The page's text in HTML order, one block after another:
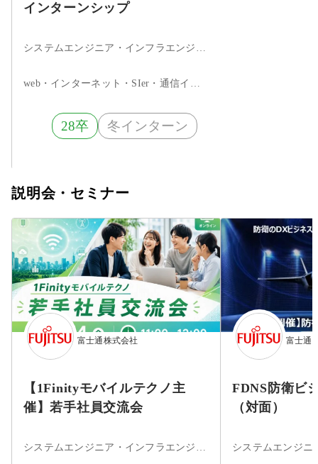
インターンシップ
システムエンジニア・インフラエンジニア・ネットワークエンジニア・サーバエンジニア・セキュリティエンジニア・ITコンサルタント・データサイエンティスト
web・インターネット・SIer・通信インフラ
28卒 冬インターン
説明会・セミナー
富士通株式会社
【1Finityモバイルテクノ主
催】若手社員交流会
システムエンジニア・インフラエンジニア・ネットワークエンジニア
富士通
FDNS防衛ビ
（対面）